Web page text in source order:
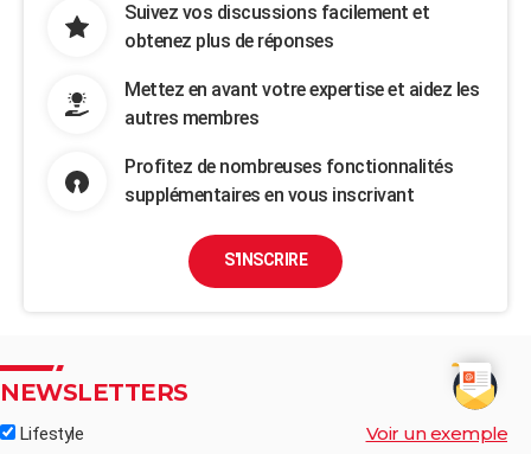
Suivez vos discussions facilement et
obtenez plus de réponses
Mettez en avant votre expertise et aidez les
autres membres
Profitez de nombreuses fonctionnalités
supplémentaires en vous inscrivant
S'INSCRIRE
NEWSLETTERS
Lifestyle Voir un exemple